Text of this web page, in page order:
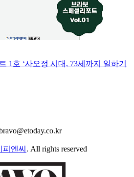
1호 ‘사오정 시대, 73세까지 일하기
피엔씨 . All rights reserved